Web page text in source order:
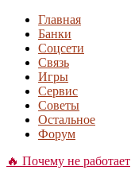
Главная
Банки
Соцсети
Связь
Игры
Сервис
Советы
Остальное
Форум
🔥 Почему не работает